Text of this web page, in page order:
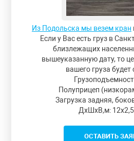
Из Подольска мы везем кран
Если у Вас есть груз в
близлежащих
вышеуказанную дату, то
вашего груза будет
Полуприцеп
Загрузка задняя,
ДxШxВ,м:
ОСТАВИТЬ